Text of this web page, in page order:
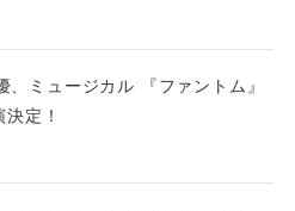
、ミュージカル 『ファントム』
定！